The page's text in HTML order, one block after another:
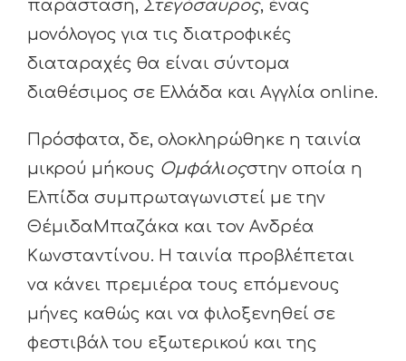
παράσταση, Στεγόσαυρος, ένας
μονόλογος για τις διατροφικές
διαταραχές θα είναι σύντομα
διαθέσιμος σε Ελλάδα και Αγγλία online.
Πρόσφατα, δε, ολοκληρώθηκε η ταινία
μικρού μήκους Ομφάλιοςστην οποία η
Ελπίδα συμπρωταγωνιστεί με την
ΘέμιδαΜπαζάκα και τον Ανδρέα
Κωνσταντίνου. Η ταινία προβλέπεται
να κάνει πρεμιέρα τους επόμενους
μήνες καθώς και να φιλοξενηθεί σε
φεστιβάλ του εξωτερικού και της